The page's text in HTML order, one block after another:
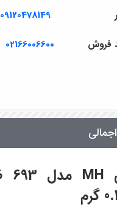
09120478149
فروش 02166006600